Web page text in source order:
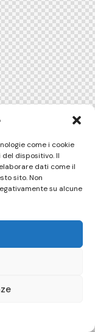
come i cookie
dispositivo. Il
dati come il
sito. Non
su alcune